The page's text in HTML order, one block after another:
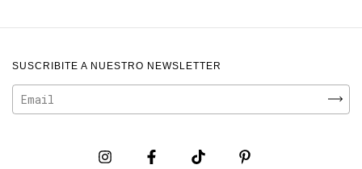
SUSCRIBITE A NUESTRO NEWSLETTER